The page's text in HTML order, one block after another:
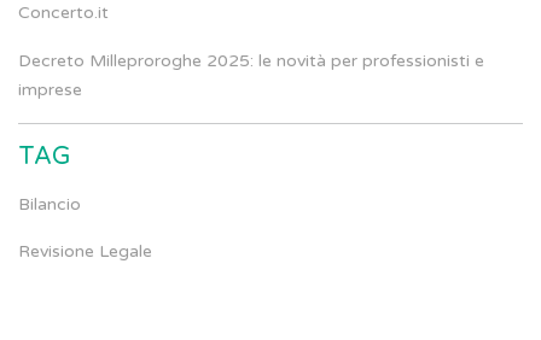
Concerto.it
Decreto Milleproroghe 2025: le novità per professionisti e
imprese
TAG
Bilancio
Revisione Legale